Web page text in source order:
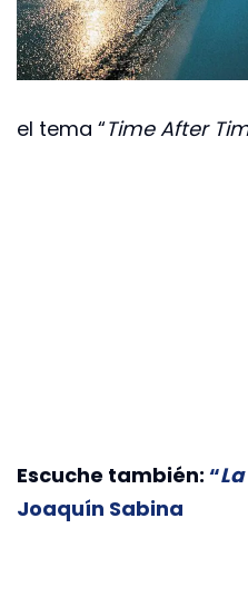
el tema “Time After
Escuche también: “
Joaquín Sabina